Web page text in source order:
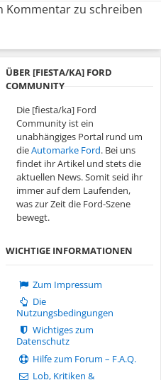
Kommentar zu schreiben
ÜBER [FIESTA/KA] FORD
COMMUNITY
Die [fiesta/ka] Ford
Community ist ein
unabhängiges Portal rund um
dieAutomarke Ford. Bei uns
findet ihr Artikel und stets die
aktuellen News. Somit seid ihr
immer auf dem Laufenden,
was zur Zeit die Ford-Szene
bewegt.
WICHTIGE INFORMATIONEN
Zum Impressum
Die
Nutzungsbedingungen
Wichtiges zum
Datenschutz
Hilfe zum Forum – F.A.Q.
Lob, Kritiken &